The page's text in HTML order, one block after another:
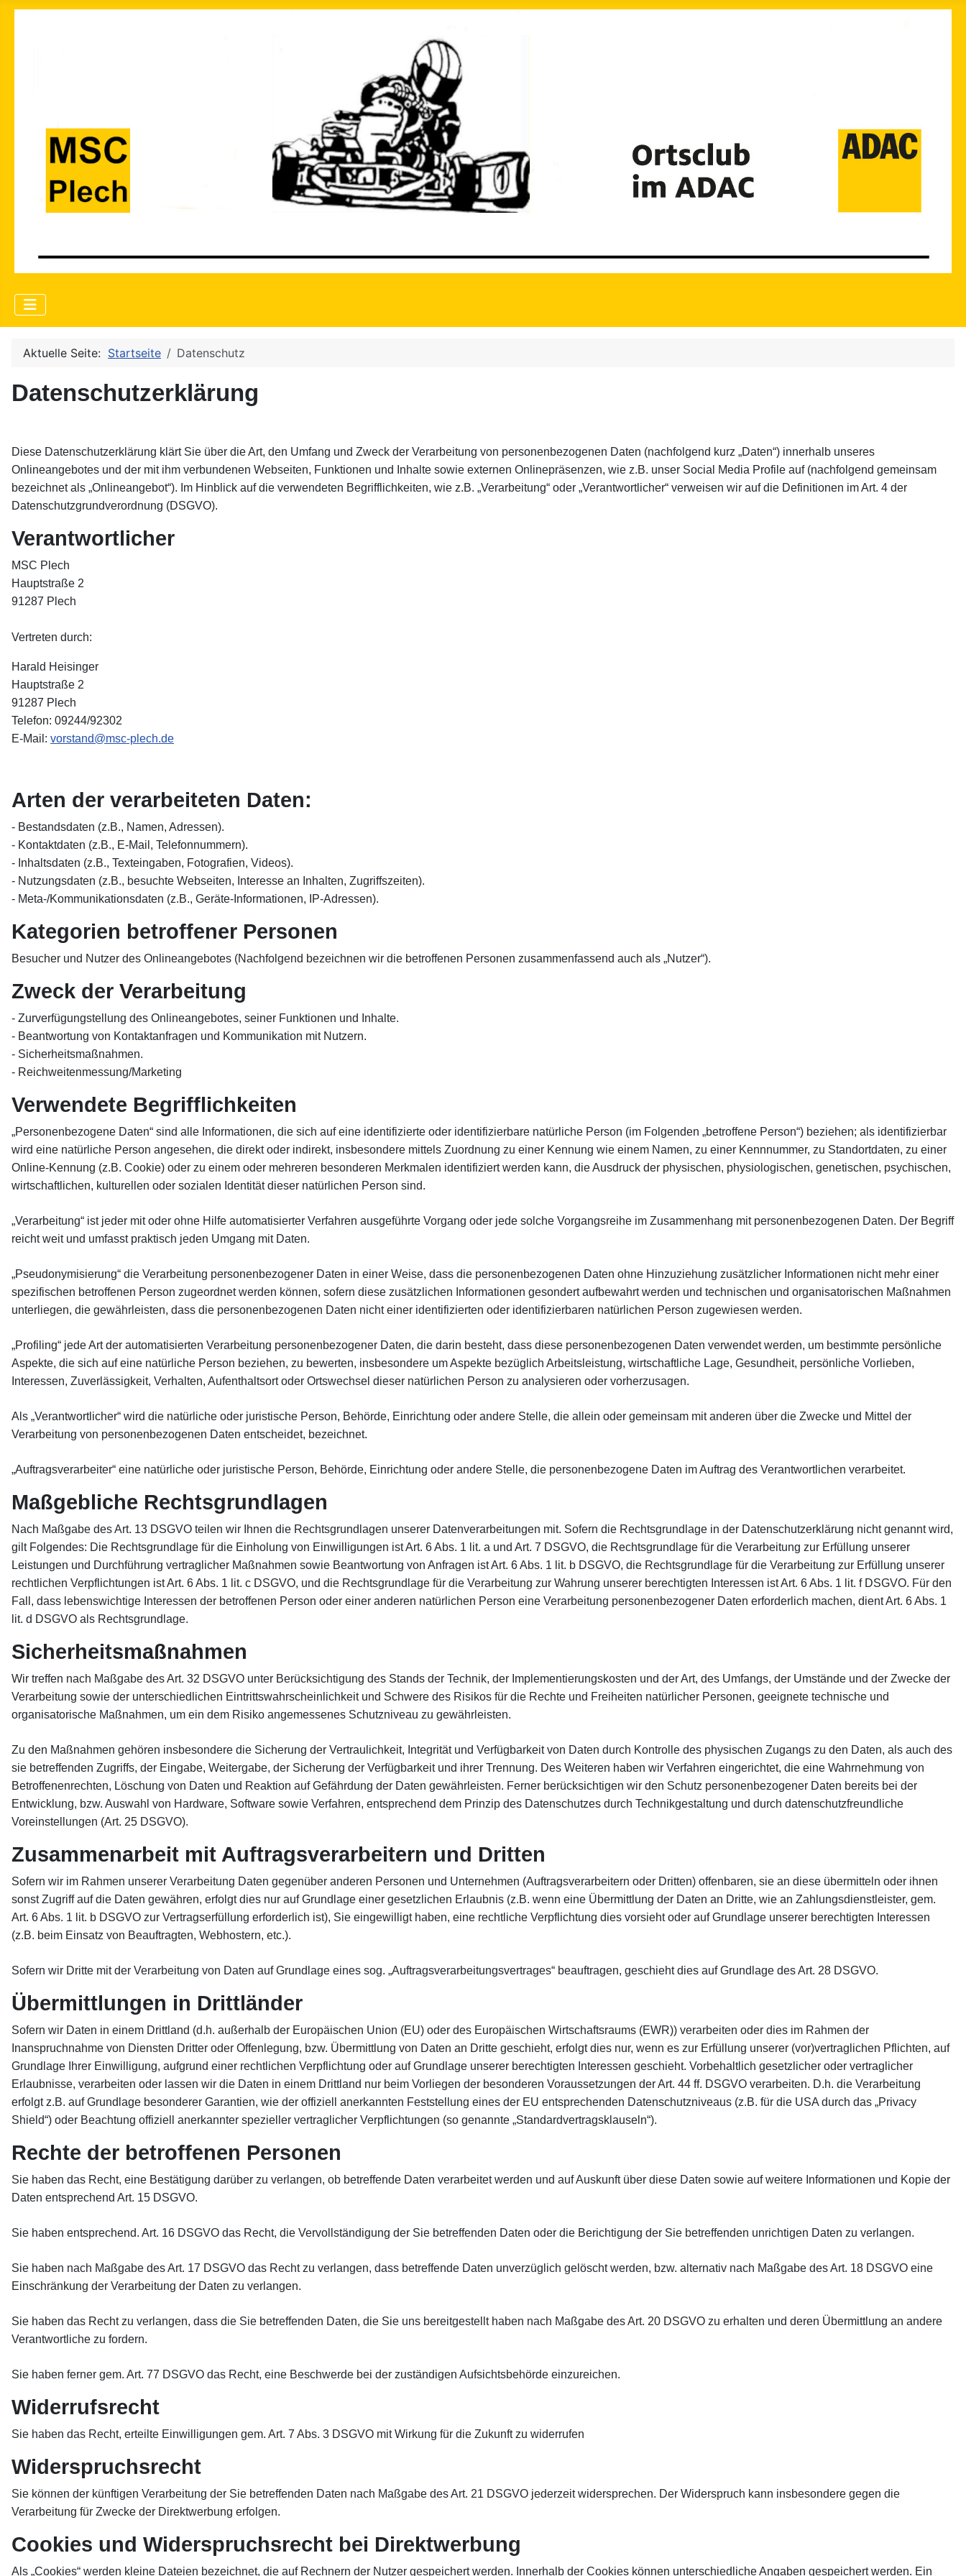
Aktuelle Seite: Startseite Datenschutz
Datenschutzerklärung
Diese Datenschutzerklärung klärt Sie über die Art, den Umfang und Zweck der Verarbeitung von personenbezogenen Daten (nachfolgend kurz „Daten“) innerhalb unseres
Onlineangebotes und der mit ihm verbundenen Webseiten, Funktionen und Inhalte sowie externen Onlinepräsenzen, wie z.B. unser Social Media Profile auf (nachfolgend gemeinsam
bezeichnet als „Onlineangebot“). Im Hinblick auf die verwendeten Begrifflichkeiten, wie z.B. „Verarbeitung“ oder „Verantwortlicher“ verweisen wir auf die Definitionen im Art. 4 der
Datenschutzgrundverordnung (DSGVO).
Verantwortlicher
MSC Plech
Hauptstraße 2
91287 Plech
Vertreten durch:
Harald Heisinger
Hauptstraße 2
91287 Plech
Telefon: 09244/92302
E-Mail: vorstand@msc-plech.de
Arten der verarbeiteten Daten:
- Bestandsdaten (z.B., Namen, Adressen).
- Kontaktdaten (z.B., E-Mail, Telefonnummern).
- Inhaltsdaten (z.B., Texteingaben, Fotografien, Videos).
- Nutzungsdaten (z.B., besuchte Webseiten, Interesse an Inhalten, Zugriffszeiten).
- Meta-/Kommunikationsdaten (z.B., Geräte-Informationen, IP-Adressen).
Kategorien betroffener Personen
Besucher und Nutzer des Onlineangebotes (Nachfolgend bezeichnen wir die betroffenen Personen zusammenfassend auch als „Nutzer“).
Zweck der Verarbeitung
- Zurverfügungstellung des Onlineangebotes, seiner Funktionen und Inhalte.
- Beantwortung von Kontaktanfragen und Kommunikation mit Nutzern.
- Sicherheitsmaßnahmen.
- Reichweitenmessung/Marketing
Verwendete Begrifflichkeiten
„Personenbezogene Daten“ sind alle Informationen, die sich auf eine identifizierte oder identifizierbare natürliche Person (im Folgenden „betroffene Person“) beziehen; als identifizierbar
wird eine natürliche Person angesehen, die direkt oder indirekt, insbesondere mittels Zuordnung zu einer Kennung wie einem Namen, zu einer Kennnummer, zu Standortdaten, zu einer
Online-Kennung (z.B. Cookie) oder zu einem oder mehreren besonderen Merkmalen identifiziert werden kann, die Ausdruck der physischen, physiologischen, genetischen, psychischen,
wirtschaftlichen, kulturellen oder sozialen Identität dieser natürlichen Person sind.
„Verarbeitung“ ist jeder mit oder ohne Hilfe automatisierter Verfahren ausgeführte Vorgang oder jede solche Vorgangsreihe im Zusammenhang mit personenbezogenen Daten. Der Begriff
reicht weit und umfasst praktisch jeden Umgang mit Daten.
„Pseudonymisierung“ die Verarbeitung personenbezogener Daten in einer Weise, dass die personenbezogenen Daten ohne Hinzuziehung zusätzlicher Informationen nicht mehr einer
spezifischen betroffenen Person zugeordnet werden können, sofern diese zusätzlichen Informationen gesondert aufbewahrt werden und technischen und organisatorischen Maßnahmen
unterliegen, die gewährleisten, dass die personenbezogenen Daten nicht einer identifizierten oder identifizierbaren natürlichen Person zugewiesen werden.
„Profiling“ jede Art der automatisierten Verarbeitung personenbezogener Daten, die darin besteht, dass diese personenbezogenen Daten verwendet werden, um bestimmte persönliche
Aspekte, die sich auf eine natürliche Person beziehen, zu bewerten, insbesondere um Aspekte bezüglich Arbeitsleistung, wirtschaftliche Lage, Gesundheit, persönliche Vorlieben,
Interessen, Zuverlässigkeit, Verhalten, Aufenthaltsort oder Ortswechsel dieser natürlichen Person zu analysieren oder vorherzusagen.
Als „Verantwortlicher“ wird die natürliche oder juristische Person, Behörde, Einrichtung oder andere Stelle, die allein oder gemeinsam mit anderen über die Zwecke und Mittel der
Verarbeitung von personenbezogenen Daten entscheidet, bezeichnet.
„Auftragsverarbeiter“ eine natürliche oder juristische Person, Behörde, Einrichtung oder andere Stelle, die personenbezogene Daten im Auftrag des Verantwortlichen verarbeitet.
Maßgebliche Rechtsgrundlagen
Nach Maßgabe des Art. 13 DSGVO teilen wir Ihnen die Rechtsgrundlagen unserer Datenverarbeitungen mit. Sofern die Rechtsgrundlage in der Datenschutzerklärung nicht genannt wird,
gilt Folgendes: Die Rechtsgrundlage für die Einholung von Einwilligungen ist Art. 6 Abs. 1 lit. a und Art. 7 DSGVO, die Rechtsgrundlage für die Verarbeitung zur Erfüllung unserer
Leistungen und Durchführung vertraglicher Maßnahmen sowie Beantwortung von Anfragen ist Art. 6 Abs. 1 lit. b DSGVO, die Rechtsgrundlage für die Verarbeitung zur Erfüllung unserer
rechtlichen Verpflichtungen ist Art. 6 Abs. 1 lit. c DSGVO, und die Rechtsgrundlage für die Verarbeitung zur Wahrung unserer berechtigten Interessen ist Art. 6 Abs. 1 lit. f DSGVO. Für den
Fall, dass lebenswichtige Interessen der betroffenen Person oder einer anderen natürlichen Person eine Verarbeitung personenbezogener Daten erforderlich machen, dient Art. 6 Abs. 1
lit. d DSGVO als Rechtsgrundlage.
Sicherheitsmaßnahmen
Wir treffen nach Maßgabe des Art. 32 DSGVO unter Berücksichtigung des Stands der Technik, der Implementierungskosten und der Art, des Umfangs, der Umstände und der Zwecke der
Verarbeitung sowie der unterschiedlichen Eintrittswahrscheinlichkeit und Schwere des Risikos für die Rechte und Freiheiten natürlicher Personen, geeignete technische und
organisatorische Maßnahmen, um ein dem Risiko angemessenes Schutzniveau zu gewährleisten.
Zu den Maßnahmen gehören insbesondere die Sicherung der Vertraulichkeit, Integrität und Verfügbarkeit von Daten durch Kontrolle des physischen Zugangs zu den Daten, als auch des
sie betreffenden Zugriffs, der Eingabe, Weitergabe, der Sicherung der Verfügbarkeit und ihrer Trennung. Des Weiteren haben wir Verfahren eingerichtet, die eine Wahrnehmung von
Betroffenenrechten, Löschung von Daten und Reaktion auf Gefährdung der Daten gewährleisten. Ferner berücksichtigen wir den Schutz personenbezogener Daten bereits bei der
Entwicklung, bzw. Auswahl von Hardware, Software sowie Verfahren, entsprechend dem Prinzip des Datenschutzes durch Technikgestaltung und durch datenschutzfreundliche
Voreinstellungen (Art. 25 DSGVO).
Zusammenarbeit mit Auftragsverarbeitern und Dritten
Sofern wir im Rahmen unserer Verarbeitung Daten gegenüber anderen Personen und Unternehmen (Auftragsverarbeitern oder Dritten) offenbaren, sie an diese übermitteln oder ihnen
sonst Zugriff auf die Daten gewähren, erfolgt dies nur auf Grundlage einer gesetzlichen Erlaubnis (z.B. wenn eine Übermittlung der Daten an Dritte, wie an Zahlungsdienstleister, gem.
Art. 6 Abs. 1 lit. b DSGVO zur Vertragserfüllung erforderlich ist), Sie eingewilligt haben, eine rechtliche Verpflichtung dies vorsieht oder auf Grundlage unserer berechtigten Interessen
(z.B. beim Einsatz von Beauftragten, Webhostern, etc.).
Sofern wir Dritte mit der Verarbeitung von Daten auf Grundlage eines sog. „Auftragsverarbeitungsvertrages“ beauftragen, geschieht dies auf Grundlage des Art. 28 DSGVO.
Übermittlungen in Drittländer
Sofern wir Daten in einem Drittland (d.h. außerhalb der Europäischen Union (EU) oder des Europäischen Wirtschaftsraums (EWR)) verarbeiten oder dies im Rahmen der
Inanspruchnahme von Diensten Dritter oder Offenlegung, bzw. Übermittlung von Daten an Dritte geschieht, erfolgt dies nur, wenn es zur Erfüllung unserer (vor)vertraglichen Pflichten, auf
Grundlage Ihrer Einwilligung, aufgrund einer rechtlichen Verpflichtung oder auf Grundlage unserer berechtigten Interessen geschieht. Vorbehaltlich gesetzlicher oder vertraglicher
Erlaubnisse, verarbeiten oder lassen wir die Daten in einem Drittland nur beim Vorliegen der besonderen Voraussetzungen der Art. 44 ff. DSGVO verarbeiten. D.h. die Verarbeitung
erfolgt z.B. auf Grundlage besonderer Garantien, wie der offiziell anerkannten Feststellung eines der EU entsprechenden Datenschutzniveaus (z.B. für die USA durch das „Privacy
Shield“) oder Beachtung offiziell anerkannter spezieller vertraglicher Verpflichtungen (so genannte „Standardvertragsklauseln“).
Rechte der betroffenen Personen
Sie haben das Recht, eine Bestätigung darüber zu verlangen, ob betreffende Daten verarbeitet werden und auf Auskunft über diese Daten sowie auf weitere Informationen und Kopie der
Daten entsprechend Art. 15 DSGVO.
Sie haben entsprechend. Art. 16 DSGVO das Recht, die Vervollständigung der Sie betreffenden Daten oder die Berichtigung der Sie betreffenden unrichtigen Daten zu verlangen.
Sie haben nach Maßgabe des Art. 17 DSGVO das Recht zu verlangen, dass betreffende Daten unverzüglich gelöscht werden, bzw. alternativ nach Maßgabe des Art. 18 DSGVO eine
Einschränkung der Verarbeitung der Daten zu verlangen.
Sie haben das Recht zu verlangen, dass die Sie betreffenden Daten, die Sie uns bereitgestellt haben nach Maßgabe des Art. 20 DSGVO zu erhalten und deren Übermittlung an andere
Verantwortliche zu fordern.
Sie haben ferner gem. Art. 77 DSGVO das Recht, eine Beschwerde bei der zuständigen Aufsichtsbehörde einzureichen.
Widerrufsrecht
Sie haben das Recht, erteilte Einwilligungen gem. Art. 7 Abs. 3 DSGVO mit Wirkung für die Zukunft zu widerrufen
Widerspruchsrecht
Sie können der künftigen Verarbeitung der Sie betreffenden Daten nach Maßgabe des Art. 21 DSGVO jederzeit widersprechen. Der Widerspruch kann insbesondere gegen die
Verarbeitung für Zwecke der Direktwerbung erfolgen.
Cookies und Widerspruchsrecht bei Direktwerbung
Als „Cookies“ werden kleine Dateien bezeichnet, die auf Rechnern der Nutzer gespeichert werden. Innerhalb der Cookies können unterschiedliche Angaben gespeichert werden. Ein